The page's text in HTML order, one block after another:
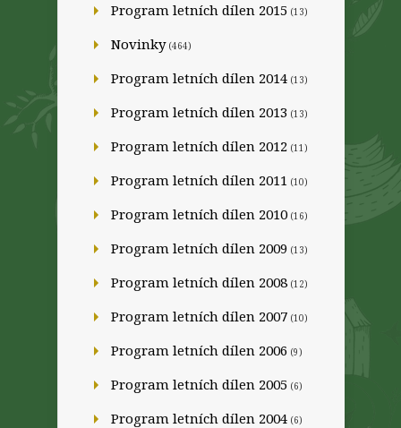
Program letních dílen 2015 (13)
Novinky(464)
Program letních dílen 2014 (13)
Program letních dílen 2013 (13)
Program letních dílen 2012 (11)
Program letních dílen 2011 (10)
Program letních dílen 2010 (16)
Program letních dílen 2009 (13)
Program letních dílen 2008 (12)
Program letních dílen 2007 (10)
Program letních dílen 2006 (9)
Program letních dílen 2005 (6)
Program letních dílen 2004 (6)